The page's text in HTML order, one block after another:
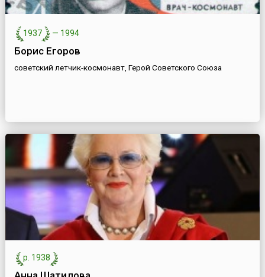
1937 — 1994
Борис Егоров
советский летчик-космонавт, Герой Советского Союза
р. 1938